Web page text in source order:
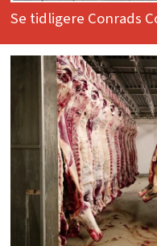
Se tidligere Conrads